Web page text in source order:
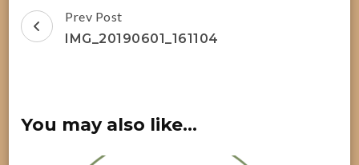
Post
Navigation
Prev Post
IMG_20190601_161104
You may also like...